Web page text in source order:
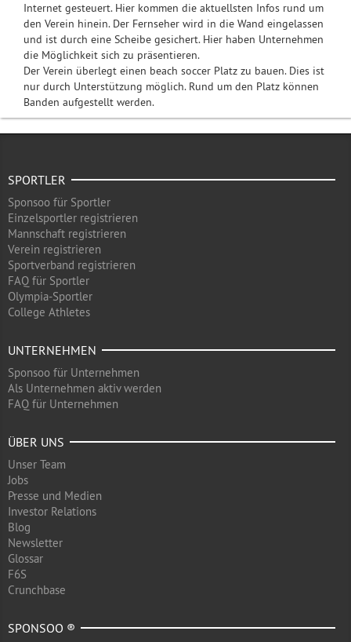
Internet gesteuert. Hier kommen die aktuellsten Infos rund um
den Verein hinein. Der Fernseher wird in die Wand eingelassen
und ist durch eine Scheibe gesichert. Hier haben Unternehmen
die Möglichkeit sich zu präsentieren.
Der Verein überlegt einen beach soccer Platz zu bauen. Dies ist
nur durch Unterstützung möglich. Rund um den Platz können
Banden aufgestellt werden.
SPORTLER
Sponsoo für Sportler
Einzelsportler registrieren
Mannschaft registrieren
Verein registrieren
Sportverband registrieren
FAQ für Sportler
Olympia-Sportler
College Athletes
UNTERNEHMEN
Sponsoo für Unternehmen
Als Unternehmen aktiv werden
FAQ für Unternehmen
ÜBER UNS
Unser Team
Jobs
Presse und Medien
Investor Relations
Blog
Newsletter
Glossar
F6S
Crunchbase
SPONSOO ®